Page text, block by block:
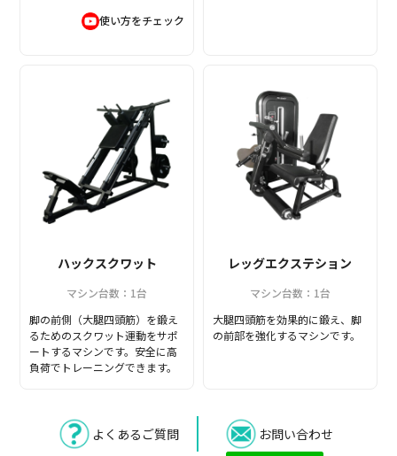
使い方をチェック
ハックスクワット
マシン台数：1台
脚の前側（大腿四頭筋）を鍛え
るためのスクワット運動をサポ
ートするマシンです。安全に高
負荷でトレーニングできます。
レッグエクステション
マシン台数：1台
大腿四頭筋を効果的に鍛え、脚
の前部を強化するマシンです。
よくあるご質問
お問い合わせ